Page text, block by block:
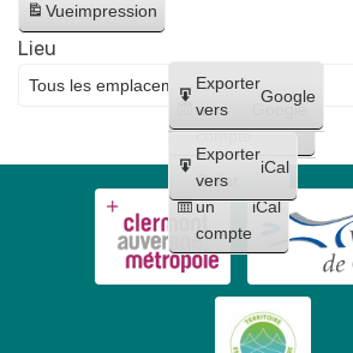
Piste
de
BMX
Vueimpression
Créer
un
compte
Google
Créer
un
compte
iCal
Exporter
vers
Google
Exporter
vers
iCal
Lieu